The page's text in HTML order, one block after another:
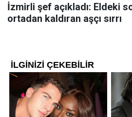
İzmirli şef açıkladı: Eldeki
ortadan kaldıran aşçı sırrı